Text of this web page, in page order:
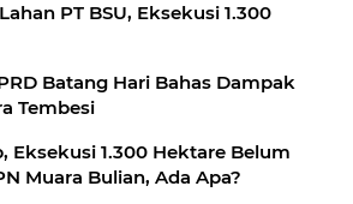
PT BSU, Eksekusi 1.300
Batang Hari Bahas Dampak
Tembesi
Eksekusi 1.300 Hektare Belum
Muara Bulian, Ada Apa?